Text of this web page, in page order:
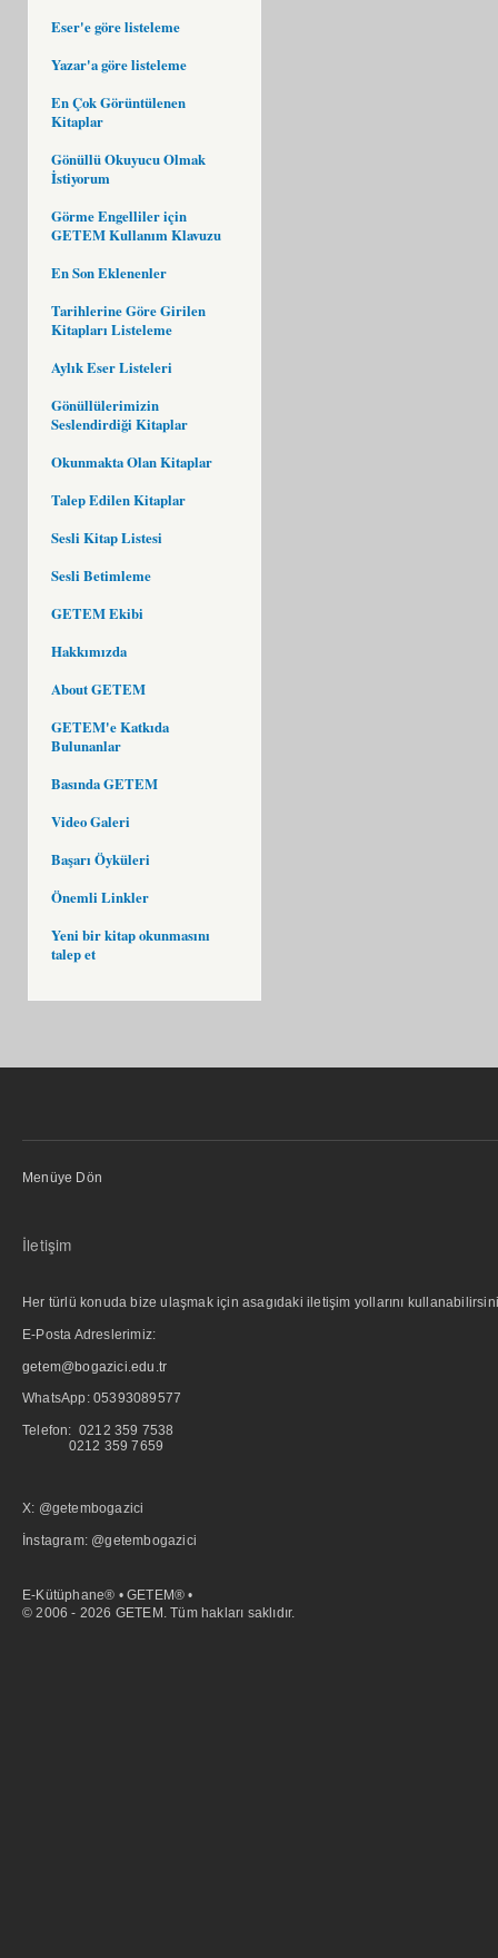
Eser'e göre listeleme
Yazar'a göre listeleme
En Çok Görüntülenen
Kitaplar
Gönüllü Okuyucu Olmak
İstiyorum
Görme Engelliler için
GETEM Kullanım Klavuzu
En Son Eklenenler
Tarihlerine Göre Girilen
Kitapları Listeleme
Aylık Eser Listeleri
Gönüllülerimizin
Seslendirdiği Kitaplar
Okunmakta Olan Kitaplar
Talep Edilen Kitaplar
Sesli Kitap Listesi
Sesli Betimleme
GETEM Ekibi
Hakkımızda
About GETEM
GETEM'e Katkıda
Bulunanlar
Basında GETEM
Video Galeri
Başarı Öyküleri
Önemli Linkler
Yeni bir kitap okunmasını
talep et
Menüye Dön
İletişim
Her türlü konuda bize ulaşmak için asagıdaki iletişim yollarını
E-Posta Adreslerimiz:
getem@bogazici.edu.tr
WhatsApp: 05393089577
Telefon: 0212 359 7538
0212 359 7659
X: @getembogazici
İnstagram: @getembogazici
E-Kütüphane® • GETEM® •
© 2006 - 2026 GETEM. Tüm hakları saklıdır.